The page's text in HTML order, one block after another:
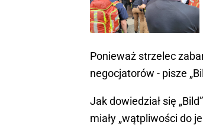
Ponieważ strzelec
negocjatorów - pisze
Jak dowiedział się
miały „wątpliwości do